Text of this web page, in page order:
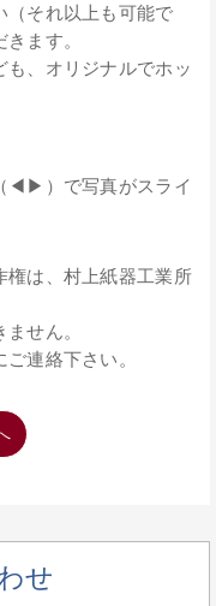
（それ以上も可能で
ます。
、オリジナルでホッ
◀▶）で写真がスライ
権は、村上紙器工業所
せん。
連絡下さい。
せ